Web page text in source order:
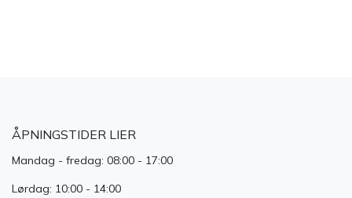
ÅPNINGSTIDER LIER
Mandag - fredag: 08:00 - 17:00
Lørdag: 10:00 - 14:00